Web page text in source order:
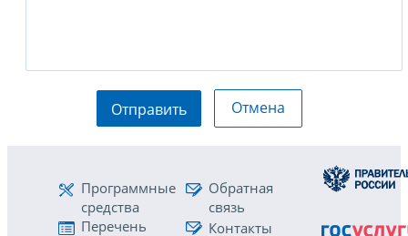
Отправить Отмена
Программные
средства
Перечень
Обратная
связь
Контакты